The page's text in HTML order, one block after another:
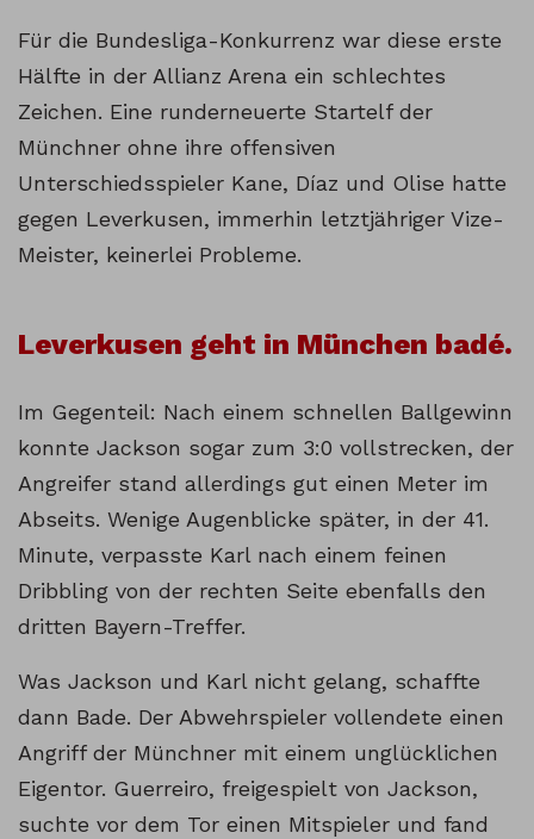
Für die Bundesliga-Konkurrenz war diese erste
Hälfte in der Allianz Arena ein schlechtes
Zeichen. Eine runderneuerte Startelf der
Münchner ohne ihre offensiven
Unterschiedsspieler Kane, Díaz und Olise hatte
gegen Leverkusen, immerhin letztjähriger Vize-
Meister, keinerlei Probleme.
Leverkusen geht in München badé.
Im Gegenteil: Nach einem schnellen Ballgewinn
konnte Jackson sogar zum 3:0 vollstrecken, der
Angreifer stand allerdings gut einen Meter im
Abseits. Wenige Augenblicke später, in der 41.
Minute, verpasste Karl nach einem feinen
Dribbling von der rechten Seite ebenfalls den
dritten Bayern-Treffer.
Was Jackson und Karl nicht gelang, schaffte
dann Bade. Der Abwehrspieler vollendete einen
Angriff der Münchner mit einem unglücklichen
Eigentor. Guerreiro, freigespielt von Jackson,
suchte vor dem Tor einen Mitspieler und fand